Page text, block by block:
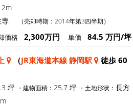
専 （売却時期：2014年第3四半期）
価格 2,300万円 単価 84.5 万円/坪
（JR東海道本線 静岡駅
徒歩 60
坪 ・建物面積： 25.7 坪 ・土地形状： 長方